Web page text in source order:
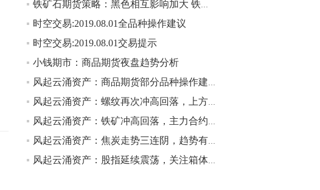
跌幅达6%，报689.5元/吨，刷新近两个月
低位。
14:20
方正有色研究团队：高度重视贵金属的阶
段性机会。自年初以来沪金上涨16.93%，
立涨势，白银将开启补涨，且涨幅超过黄
金，金银比有望高位回归。
13:55
豆二期货主力合约涨停，涨幅达3.98%，报
CBOT大豆期货市场上涨，11月期约收高
影响，夜盘连粕高位窄幅震荡，建议短线
铁矿石期货策略：黑色相互影响加大 铁矿石高位展开震荡
时空交易:2019.08.01全品种操作建议
时空交易:2019.08.01交易提示
小钱期市：商品期货夜盘趋势分析
风起云涌资产：商品期货部分品种操作建议（焦煤，乙二醇，沪铜，橡胶）
风起云涌资产：螺纹再次冲高回落，上方压制明显
风起云涌资产：铁矿冲高回落，主力合约后移
风起云涌资产：焦炭走势三连阴，趋势有望下行
风起云涌资产：股指延续震荡，关注箱体上沿支撑